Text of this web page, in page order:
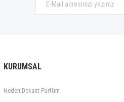
KURUMSAL
Neden Dekant Parfüm